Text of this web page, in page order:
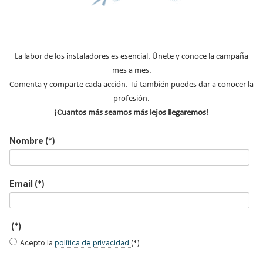
u
a
La labor de los instaladores es esencial. Únete y conoce la campaña
mes a mes.
Comenta y comparte cada acción. Tú también puedes dar a conocer la
profesión.
¡Cuantos más seamos más lejos llegaremos!
Nombre (*)
Email (*)
(*)
Acepto la política de privacidad (*)